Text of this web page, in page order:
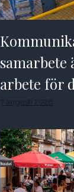
samarbete
arbete för
7 augusti 2026